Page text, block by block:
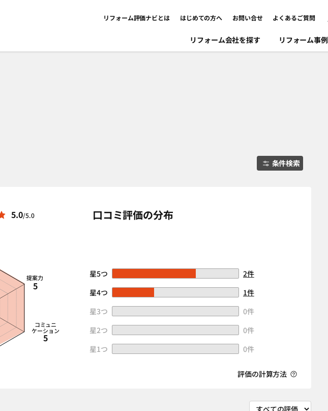
リフォーム評価ナビとは はじめての方へ お問い合せ よくあるご質問
リフォーム会社を探す リフォーム事
条件検索
5.0/5.0
提案力
5
コミュニ
ケーション
5
口コミ評価の分布
星5つ
2件
星4つ
1件
星3つ
0件
星2つ
0件
星1つ
0件
評価の計算方法